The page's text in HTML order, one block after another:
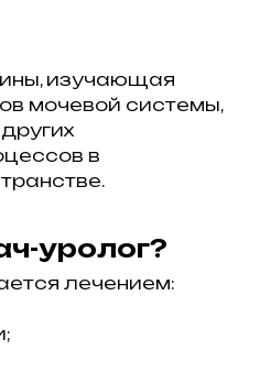
изучающая
мочевой системы,
в
уролог?
лечением: